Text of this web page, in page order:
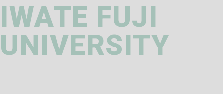
IWATE FUJI
UNIVERSITY